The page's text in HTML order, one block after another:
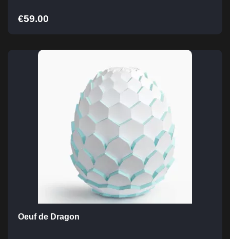
€59.00
Oeuf de Dragon